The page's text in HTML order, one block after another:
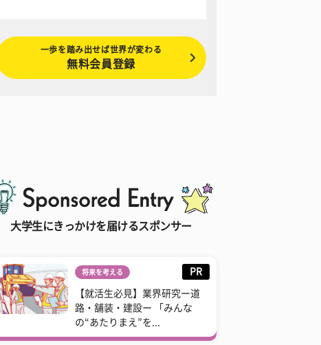
一歩を踏み出せば世界が変わる
無料会員登録
大学生にきっかけを届けるスポンサー
将来を考える PR
【就活生必見】業界研究ー道
路・舗装・建設ー 「みんな
の“あたりまえ”を...